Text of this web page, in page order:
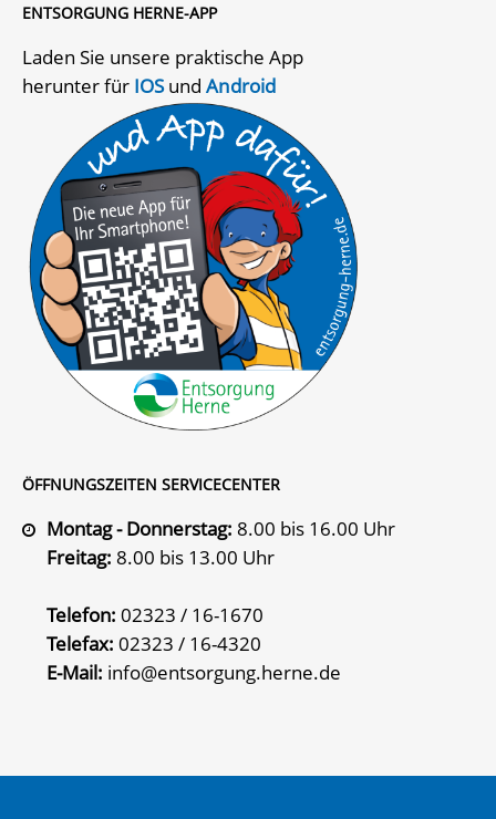
ENTSORGUNG HERNE-APP
Laden Sie unsere praktische App
herunter für IOSundAndroid
ÖFFNUNGSZEITEN SERVICECENTER
Montag - Donnerstag: 8.00 bis 16.00 Uhr
Freitag: 8.00 bis 13.00 Uhr
Telefon: 02323 / 16-1670
Telefax: 02323 / 16-4320
E-Mail: info@entsorgung.herne.de